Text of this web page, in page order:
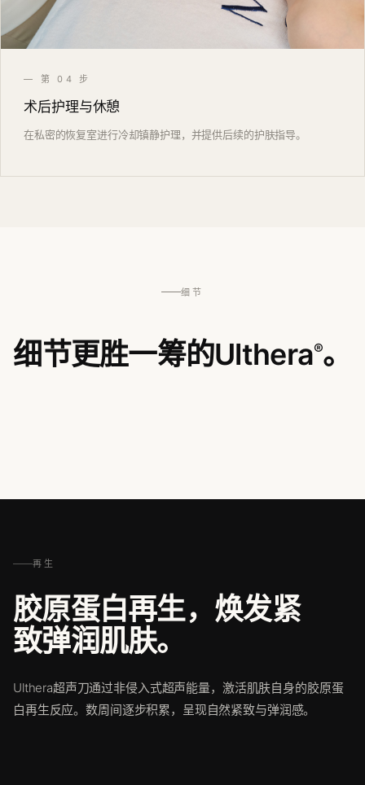
— 第 04 步
术后护理与休憩
在私密的恢复室进行冷却镇静护理，并提供后续的护肤指导。
细节
细节更胜一筹的Ulthera®。
再生
胶原蛋白再生，焕发紧
致弹润肌肤。
Ulthera超声刀通过非侵入式超声能量，激活肌肤自身的胶原蛋
白再生反应。数周间逐步积累，呈现自然紧致与弹润感。